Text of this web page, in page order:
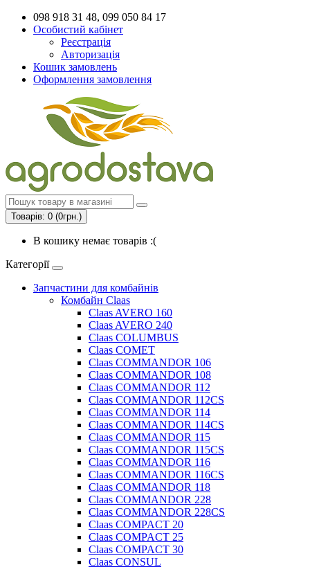
098 918 31 48, 099 050 84 17
Особистий кабінет
Реєстрація
Авторизація
Кошик замовлень
Оформлення замовлення
Товарів: 0 (0грн.)
В кошику немає товарів :(
Категорії
Запчастини для комбайнів
Комбайн Claas
Claas AVERO 160
Claas AVERO 240
Claas COLUMBUS
Claas COMET
Claas COMMANDOR 106
Claas COMMANDOR 108
Claas COMMANDOR 112
Claas COMMANDOR 112CS
Claas COMMANDOR 114
Claas COMMANDOR 114CS
Claas COMMANDOR 115
Claas COMMANDOR 115CS
Claas COMMANDOR 116
Claas COMMANDOR 116CS
Claas COMMANDOR 118
Claas COMMANDOR 228
Claas COMMANDOR 228CS
Claas COMPACT 20
Claas COMPACT 25
Claas COMPACT 30
Claas CONSUL